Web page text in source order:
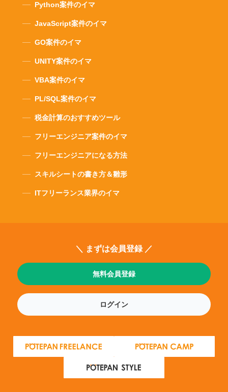
Python案件のイマ
JavaScript案件のイマ
GO案件のイマ
UNITY案件のイマ
VBA案件のイマ
PL/SQL案件のイマ
税金計算のおすすめツール
フリーエンジニア案件のイマ
フリーエンジニアになる方法
スキルシートの書き方＆雛形
ITフリーランス業界のイマ
＼ まずは会員登録 ／
無料会員登録
ログイン